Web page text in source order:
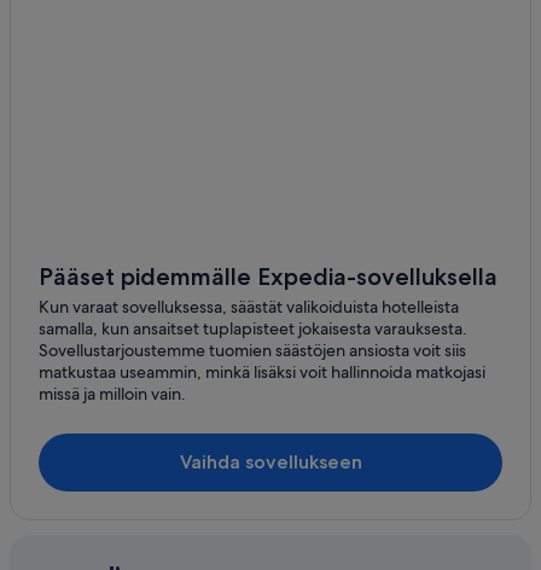
4 tähden hotellit – Alatskivi
4 tähden hotellit – Halinga
4 tähden hotellit – Laheda
4 tähden hotellit – Muuga
4 tähden hotellit – Pärnu
Pääset pidemmälle Expedia-sovelluksella
Kun varaat sovelluksessa, säästät valikoiduista hotelleista
samalla, kun ansaitset tuplapisteet jokaisesta varauksesta.
Sovellustarjoustemme tuomien säästöjen ansiosta voit siis
matkustaa useammin, minkä lisäksi voit hallinnoida matkojasi
missä ja milloin vain.
Vaihda sovellukseen